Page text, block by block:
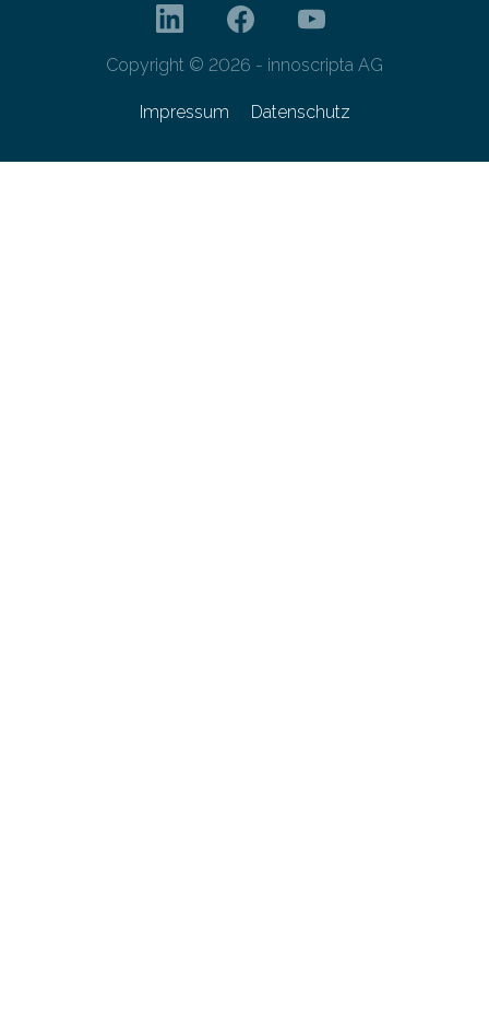
Copyright © 2026 - innoscripta AG
Impressum Datenschutz